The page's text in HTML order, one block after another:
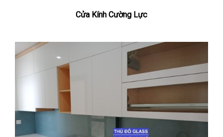
Cửa Kính Cường Lực